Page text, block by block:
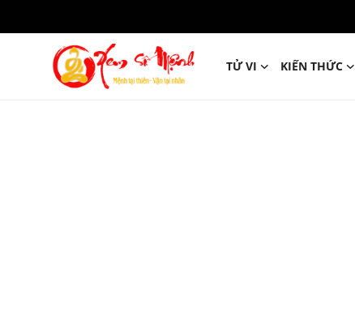
TỬ VI KIẾN THỨC